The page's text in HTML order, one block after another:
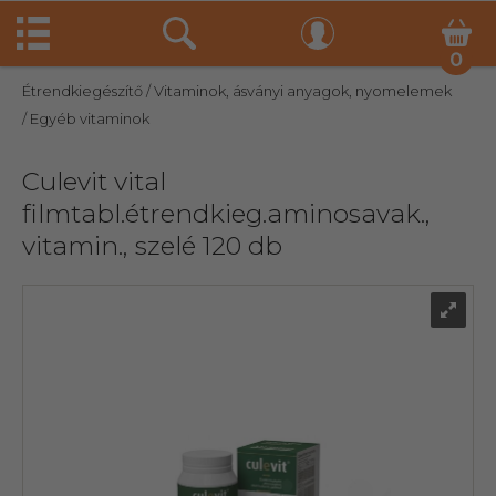
0
Étrendkiegészítő/ Vitaminok, ásványi anyagok, nyomelemek
/ Egyéb vitaminok
Culevit vital
filmtabl.étrendkieg.aminosavak.,
vitamin., szelé 120 db